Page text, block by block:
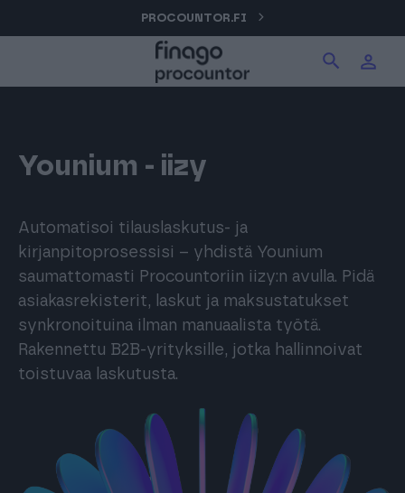
sisältöön
PROCOUNTOR.FI
Younium - iizy
Automatisoi tilauslaskutus- ja
kirjanpitoprosessisi – yhdistä Younium
saumattomasti Procountoriin iizy:n avulla. Pidä
asiakasrekisterit, laskut ja maksustatukset
synkronoituina ilman manuaalista työtä.
Rakennettu B2B-yrityksille, jotka hallinnoivat
toistuvaa laskutusta.
Solo
Sopimuskone
Allekirjoitus
Aika